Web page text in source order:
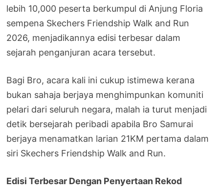
lebih 10,000 peserta berkumpul di Anjung Floria
sempena Skechers Friendship Walk and Run
2026, menjadikannya edisi terbesar dalam
sejarah penganjuran acara tersebut.
Bagi Bro, acara kali ini cukup istimewa kerana
bukan sahaja berjaya menghimpunkan komuniti
pelari dari seluruh negara, malah ia turut menjadi
detik bersejarah peribadi apabila Bro Samurai
berjaya menamatkan larian 21KM pertama dalam
siri Skechers Friendship Walk and Run.
Edisi Terbesar Dengan Penyertaan Rekod